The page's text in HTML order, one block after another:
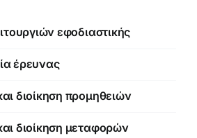
εφοδιαστικής
έρευνας
διοίκηση προμηθειών
διοίκηση μεταφορών